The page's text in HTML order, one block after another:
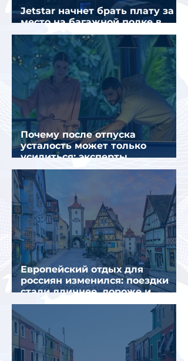
Jetstar начнет брать плату за
место на багажной полке в
салоне самолета
Почему после отпуска
усталость может только
усилиться: эксперты
объяснили причины
Европейский отдых для
россиян изменился: поездки
стали длиннее, дороже и
сложнее